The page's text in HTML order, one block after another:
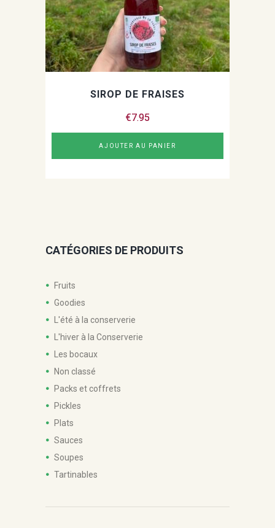
SIROP DE FRAISES
€7.95
AJOUTER AU PANIER
CATÉGORIES DE PRODUITS
Fruits
Goodies
L'été à la conserverie
L'hiver à la Conserverie
Les bocaux
Non classé
Packs et coffrets
Pickles
Plats
Sauces
Soupes
Tartinables